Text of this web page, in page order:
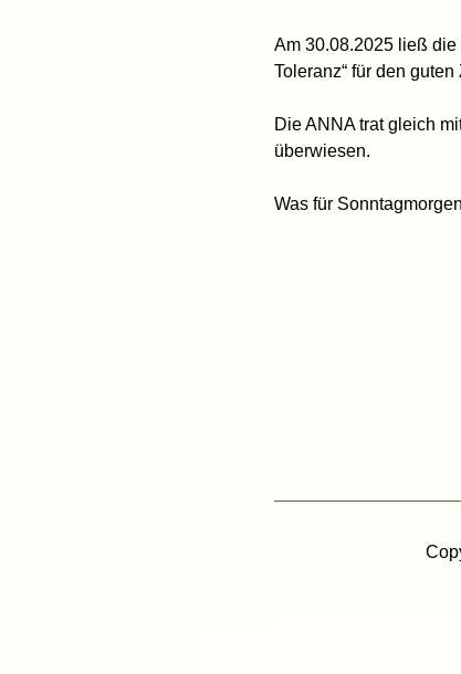
Am 30.08.2025 ließ die
Toleranz“ für den
Die ANNA trat gleich
überwiesen.
Was für